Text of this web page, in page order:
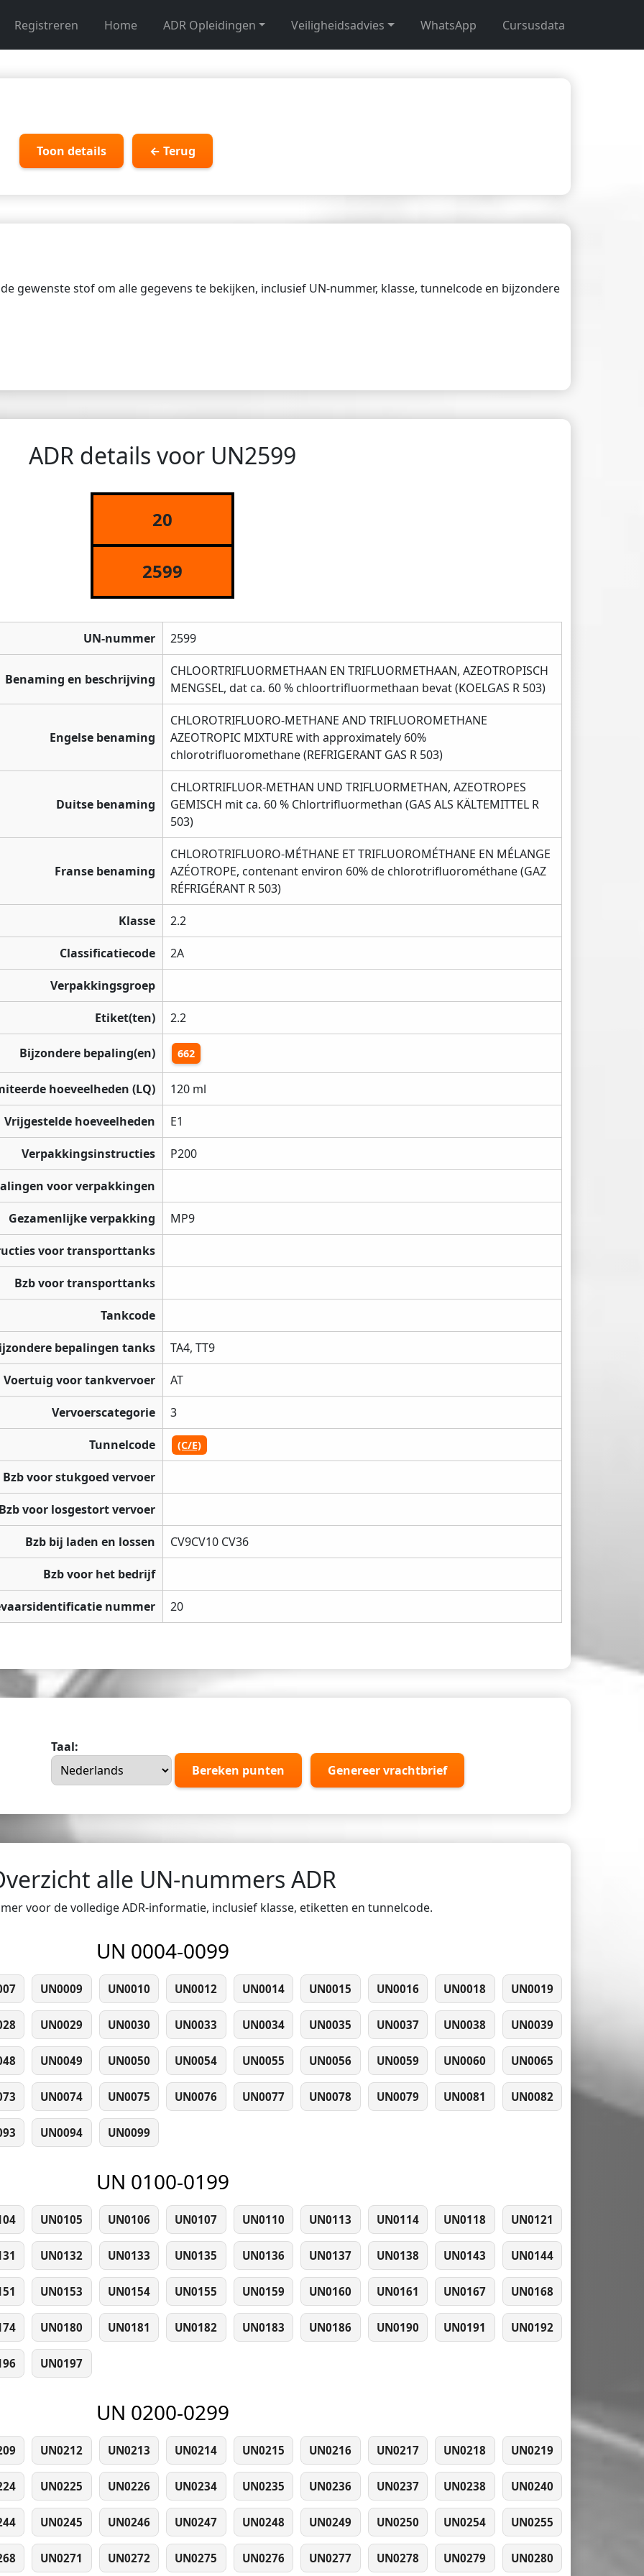
Registreren Home ADR Opleidingen Veiligheidsadvies WhatsApp Cursusdata
Toon details ← Terug
gewenste stof om alle gegevens te bekijken, inclusief UN-nummer, klasse, tunnelcode en bijzondere
ADR details voor UN2599
20
2599
UN-nummer 2599
Benaming en beschrijving
CHLOORTRIFLUORMETHAAN EN TRIFLUORMETHAAN, AZEOTROPISCH
MENGSEL, dat ca. 60 % chloortrifluormethaan bevat (KOELGAS R 503)
Engelse benaming
CHLOROTRIFLUORO-METHANE AND TRIFLUOROMETHANE
AZEOTROPIC MIXTURE with approximately 60%
chlorotrifluoromethane (REFRIGERANT GAS R 503)
Duitse benaming
CHLORTRIFLUOR-METHAN UND TRIFLUORMETHAN, AZEOTROPES
GEMISCH mit ca. 60 % Chlortrifluormethan (GAS ALS KÄLTEMITTEL R
503)
Franse benaming
CHLOROTRIFLUORO-MÉTHANE ET TRIFLUOROMÉTHANE EN MÉLANGE
AZÉOTROPE, contenant environ 60% de chlorotrifluorométhane (GAZ
RÉFRIGÉRANT R 503)
Klasse 2.2
Classificatiecode 2A
Verpakkingsgroep
Etiket(ten) 2.2
Bijzondere bepaling(en) 662
hoeveelheden (LQ) 120 ml
Vrijgestelde hoeveelheden E1
Verpakkingsinstructies P200
voor verpakkingen
Gezamenlijke verpakking MP9
voor transporttanks
Bzb voor transporttanks
Tankcode
bepalingen tanks TA4, TT9
Voertuig voor tankvervoer AT
Vervoerscategorie 3
Tunnelcode (C/E)
Bzb voor stukgoed vervoer
voor losgestort vervoer
Bzb bij laden en lossen CV9CV10 CV36
Bzb voor het bedrijf
nummer 20
Taal:
Bereken punten
Genereer vrachtbrief
alle UN-nummers ADR
voor de volledige ADR-informatie, inclusief klasse, etiketten en tunnelcode.
UN 0004-0099
UN0009 UN0010 UN0012 UN0014 UN0015 UN0016 UN0018 UN0019
UN0029 UN0030 UN0033 UN0034 UN0035 UN0037 UN0038 UN0039
UN0049 UN0050 UN0054 UN0055 UN0056 UN0059 UN0060 UN0065
UN0074 UN0075 UN0076 UN0077 UN0078 UN0079 UN0081 UN0082
UN0094 UN0099
UN 0100-0199
UN0105 UN0106 UN0107 UN0110 UN0113 UN0114 UN0118 UN0121
UN0132 UN0133 UN0135 UN0136 UN0137 UN0138 UN0143 UN0144
UN0153 UN0154 UN0155 UN0159 UN0160 UN0161 UN0167 UN0168
UN0180 UN0181 UN0182 UN0183 UN0186 UN0190 UN0191 UN0192
UN0197
UN 0200-0299
UN0212 UN0213 UN0214 UN0215 UN0216 UN0217 UN0218 UN0219
UN0225 UN0226 UN0234 UN0235 UN0236 UN0237 UN0238 UN0240
UN0245 UN0246 UN0247 UN0248 UN0249 UN0250 UN0254 UN0255
UN0271 UN0272 UN0275 UN0276 UN0277 UN0278 UN0279 UN0280